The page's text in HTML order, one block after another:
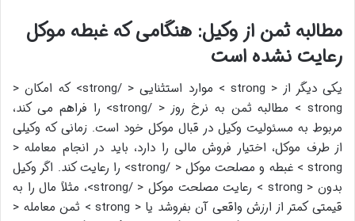
مطالبه ثمن از وکیل: هنگامی که غبطه موکل
رعایت نشده است
یکی دیگر از < strong > موارد استثنایی < /strong> که امکان <
strong > مطالبه ثمن به نرخ روز < /strong> را فراهم می کند،
مربوط به مسئولیت وکیل در قبال موکل خود است. زمانی که وکیلی
از طرف موکل، اختیار فروش مالی را دارد، باید در انجام معامله <
strong > غبطه و مصلحت موکل < /strong> را رعایت کند. اگر وکیل
بدون < strong > رعایت مصلحت موکل < /strong>، مثلاً مال را به
قیمتی کمتر از ارزش واقعی آن بفروشد یا < strong > ثمن معامله <